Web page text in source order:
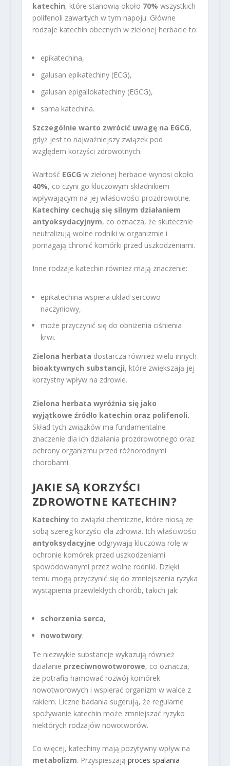
katechin, które stanowią około 70% wszystkich
polifenoli zawartych w tym napoju. Główne
rodzaje katechin obecnych w zielonej herbacie to:
epikatechina,
galusan epikatechiny (ECG),
galusan epigallokatechiny (EGCG),
sama katechina.
Szczególnie warto zwrócić uwagę na EGCG,
gdyż jest to najważniejszy związek pod
względem korzyści zdrowotnych.
Wartość EGCG w zielonej herbacie wynosi około
40%, co czyni go kluczowym składnikiem
wpływającym na jej właściwości prozdrowotne.
Katechiny cechują się silnym działaniem
antyoksydacyjnym, co oznacza, że skutecznie
neutralizują wolne rodniki w organizmie i
pomagają chronić komórki przed uszkodzeniami.
Inne rodzaje katechin również mają znaczenie:
epikatechina wspiera układ sercowo-
naczyniowy,
może przyczynić się do obniżenia ciśnienia
krwi.
Zielona herbata dostarcza również wielu innych
bioaktywnych substancji, które zwiększają jej
korzystny wpływ na zdrowie.
Zielona herbata wyróżnia się jako
wyjątkowe źródło katechin oraz polifenoli.
Skład tych związków ma fundamentalne
znaczenie dla ich działania prozdrowotnego oraz
ochrony organizmu przed różnorodnymi
chorobami.
JAKIE SĄ KORZYŚCI
ZDROWOTNE KATECHIN?
Katechinyto związki chemiczne, które niosą ze
sobą szereg korzyści dla zdrowia. Ich właściwości
antyoksydacyjne odgrywają kluczową rolę w
ochronie komórek przed uszkodzeniami
spowodowanymi przez wolne rodniki. Dzięki
temu mogą przyczynić się do zmniejszenia ryzyka
wystąpienia przewlekłych chorób, takich jak:
schorzenia serca,
nowotwory.
Te niezwykłe substancje wykazują również
działanie przeciwnowotworowe, co oznacza,
że potrafią hamować rozwój komórek
nowotworowych i wspierać organizm w walce z
rakiem. Liczne badania sugerują, że regularne
spożywanie katechin może zmniejszać ryzyko
niektórych rodzajów nowotworów.
Co więcej, katechiny mają pozytywny wpływ na
metabolizm. Przyspieszają proces spalania